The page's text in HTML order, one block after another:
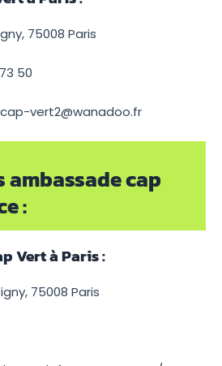
75008 Paris
50
vert2@wanadoo.fr
ambassade cap
:
Vert à Paris :
75008 Paris